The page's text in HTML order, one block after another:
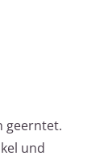
geerntet.
und